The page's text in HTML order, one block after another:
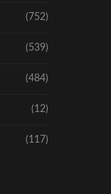
(752)
(539)
(484)
(12)
(117)